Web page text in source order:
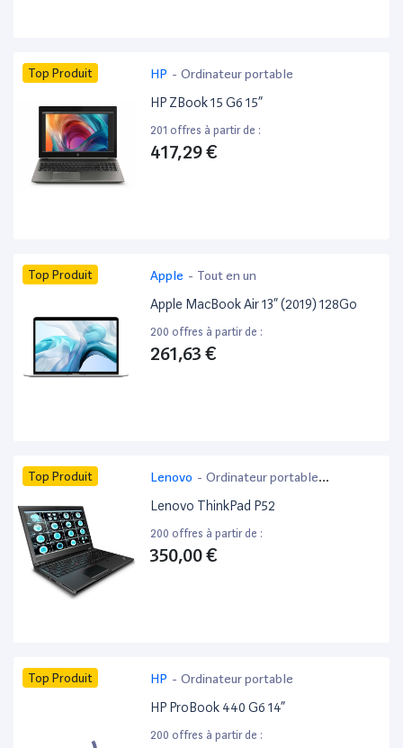
Top Produit HP - Ordinateur portable
HP ZBook 15 G6 15”
201 offres à partir de :
417,29 €
Top Produit Apple - Tout en un
Apple MacBook Air 13” (2019) 128Go
200 offres à partir de :
261,63 €
Top Produit Lenovo - Ordinateur portable
bureautique
Lenovo ThinkPad P52
200 offres à partir de :
350,00 €
Top Produit HP - Ordinateur portable
HP ProBook 440 G6 14”
200 offres à partir de :